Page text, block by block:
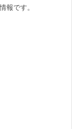
報です。